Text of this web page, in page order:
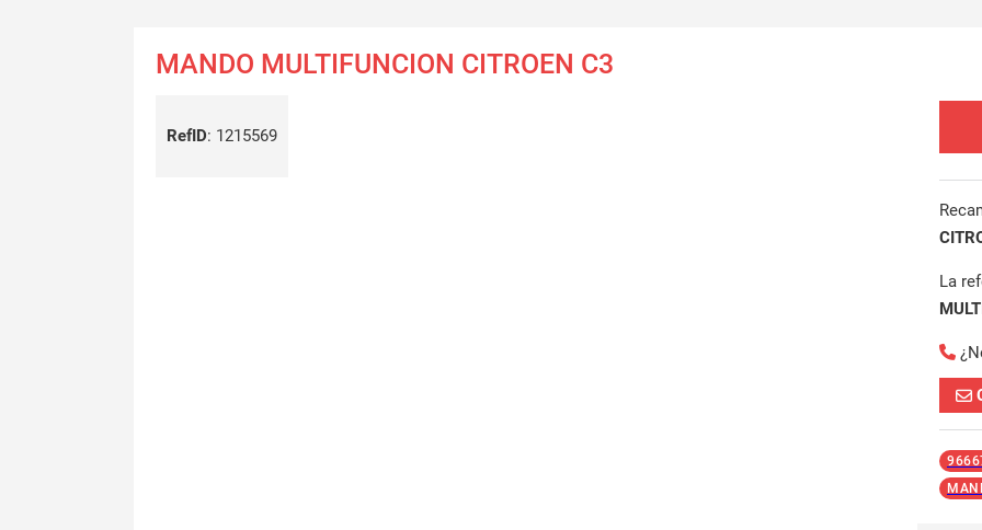
MANDO MULTIFUNCION CITROEN C3
RefID: 1215569
La